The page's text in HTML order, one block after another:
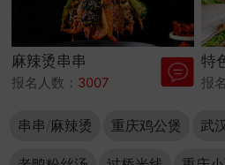
麻辣烫串串
报名人数： 3007
特
报
串串/麻辣烫 重庆鸡公煲 武